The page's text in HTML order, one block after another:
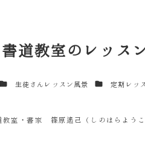
書道教室のレッス
テゴリー
生徒さんレッスン風景 カテゴリー
定期レッ
教室・書家 篠原遙己（しのはらようこ